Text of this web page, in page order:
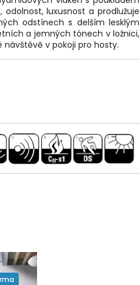
luxusnost a prodlužuje
odstínech s delším lesklým
a jemných tónech v ložnici,
v pokoji pro hosty.